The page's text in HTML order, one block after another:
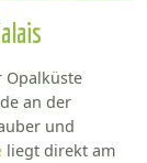
Opalküste
an der
und
liegt direkt am